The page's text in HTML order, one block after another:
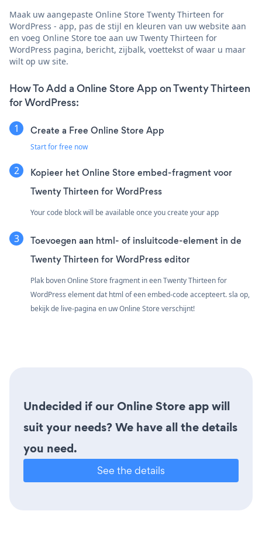
Maak uw aangepaste Online Store Twenty Thirteen for
WordPress - app, pas de stijl en kleuren van uw website aan
en voeg Online Store toe aan uw Twenty Thirteen for
WordPress pagina, bericht, zijbalk, voettekst of waar u maar
wilt op uw site.
How To Add a Online Store App on Twenty Thirteen
for WordPress:
Create a Free Online Store App
Start for free now
Kopieer het Online Store embed-fragment voor
Twenty Thirteen for WordPress
Your code block will be available once you create your app
Toevoegen aan html- of insluitcode-element in de
Twenty Thirteen for WordPress editor
Plak boven Online Store fragment in een Twenty Thirteen for
WordPress element dat html of een embed-code accepteert. sla op,
bekijk de live-pagina en uw Online Store verschijnt!
Undecided if our Online Store app will
suit your needs? We have all the details
you need.
See the details